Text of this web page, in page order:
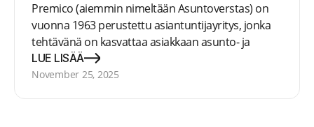
Premico (aiemmin nimeltään Asuntoverstas) on
vuonna 1963 perustettu asiantuntijayritys, jonka
tehtävänä on kasvattaa asiakkaan asunto- ja
kiinteistövarallisuuden arvoa. Asuntoverstas
tarjoaa ainutlaatuista tuottonäkökulmaan
LUE LISÄÄ
November 25, 2025